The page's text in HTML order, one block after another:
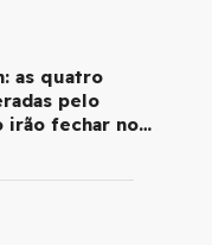
as quatro
pelo
irão fechar no